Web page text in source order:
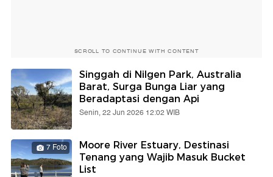
SCROLL TO CONTINUE WITH CONTENT
Singgah di Nilgen Park, Australia
Barat, Surga Bunga Liar yang
Beradaptasi dengan Api
Senin, 22 Jun 2026 12:02 WIB
7 Foto
Moore River Estuary, Destinasi
Tenang yang Wajib Masuk Bucket
List